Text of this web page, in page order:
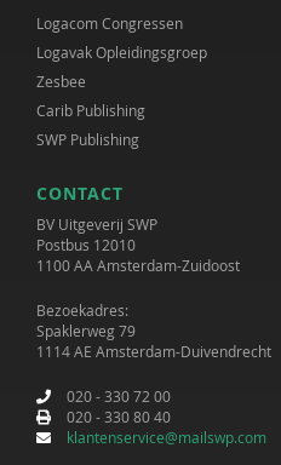
Logacom Congressen
Logavak Opleidingsgroep
Zesbee
Carib Publishing
SWP Publishing
CONTACT
BV Uitgeverij SWP
Postbus 12010
1100 AA Amsterdam-Zuidoost
Bezoekadres:
Spaklerweg 79
1114 AE Amsterdam-Duivendrecht
020 - 330 72 00
020 - 330 80 40
klantenservice@mailswp.com